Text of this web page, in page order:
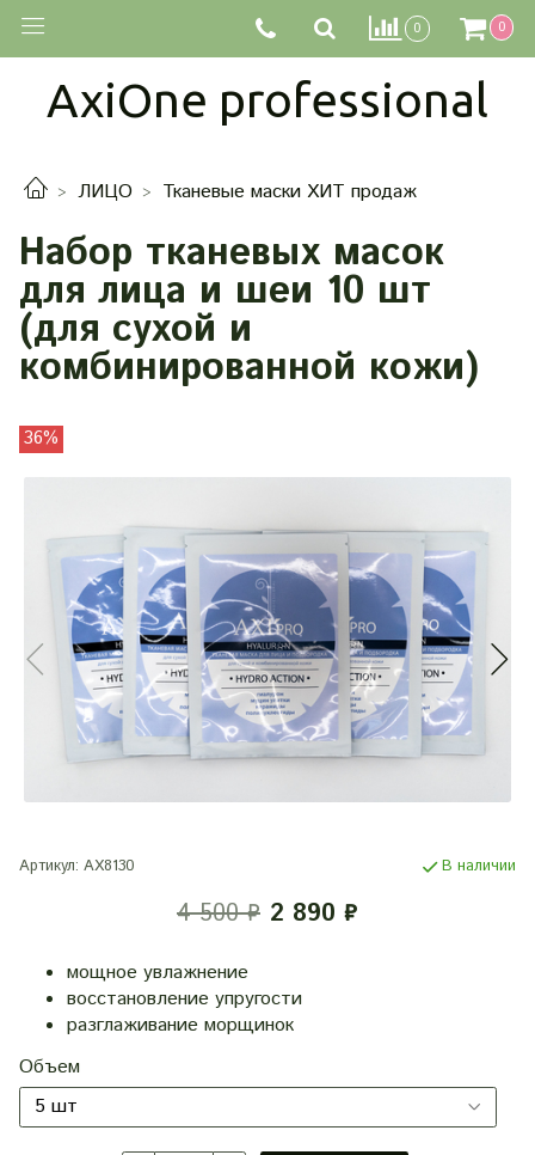
0 0
AxiOne professional
ЛИЦО Тканевые маски ХИТ продаж
Набор тканевых масок
для лица и шеи 10 шт
(для сухой и
комбинированной кожи)
36%
Артикул: АХ8130 В наличии
4 500 ₽ 2 890 ₽
мощное увлажнение
восстановление упругости
разглаживание морщинок
Объем